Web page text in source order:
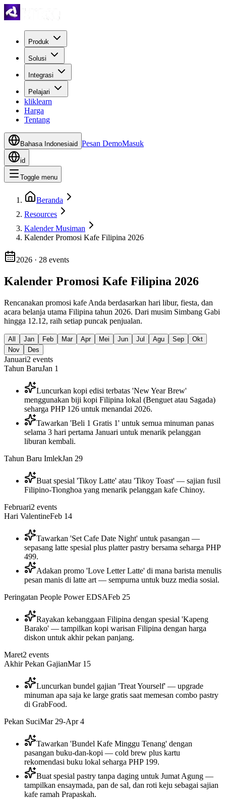
Produk
Solusi
Integrasi
Pelajari
kliklearn
Harga
Tentang
Bahasa Indonesiaid Pesan DemoMasuk
id
Toggle menu
Beranda
Resources
Kalender Musiman
Kalender Promosi Kafe Filipina 2026
2026 · 28 events
Kalender Promosi Kafe Filipina 2026
Rencanakan promosi kafe Anda berdasarkan hari libur, fiesta, dan
acara belanja utama Filipina tahun 2026. Dari musim Simbang Gabi
hingga 12.12, raih setiap puncak penjualan.
All Jan Feb Mar Apr Mei Jun Jul Agu Sep
Okt
Nov
Des
Januari2 events
Tahun BaruJan 1
Luncurkan kopi edisi terbatas 'New Year Brew'
menggunakan biji kopi Filipina lokal (Benguet atau Sagada)
seharga PHP 126 untuk menandai 2026.
Tawarkan 'Beli 1 Gratis 1' untuk semua minuman panas
selama 3 hari pertama Januari untuk menarik pelanggan
liburan kembali.
Tahun Baru ImlekJan 29
Buat spesial 'Tikoy Latte' atau 'Tikoy Toast' — sajian fusil
Filipino-Tionghoa yang menarik pelanggan kafe Chinoy.
Februari2 events
Hari ValentineFeb 14
Tawarkan 'Set Cafe Date Night' untuk pasangan —
sepasang latte spesial plus platter pastry bersama seharga PHP
499.
Adakan promo 'Love Letter Latte' di mana barista menulis
pesan manis di latte art — sempurna untuk buzz media sosial.
Peringatan People Power EDSAFeb 25
Rayakan kebanggaan Filipina dengan spesial 'Kapeng
Barako' — tampilkan kopi warisan Filipina dengan harga
diskon untuk akhir pekan panjang.
Maret2 events
Akhir Pekan GajianMar 15
Luncurkan bundel gajian 'Treat Yourself' — upgrade
minuman apa saja ke large gratis saat memesan combo pastry
di GrabFood.
Pekan SuciMar 29-Apr 4
Tawarkan 'Bundel Kafe Minggu Tenang' dengan
pasangan buku-dan-kopi — cold brew plus kartu
rekomendasi buku lokal seharga PHP 199.
Buat spesial pastry tanpa daging untuk Jumat Agung —
tampilkan ensaymada, pan de sal, dan roti keju sebagai sajian
kafe ramah Prapaskah.